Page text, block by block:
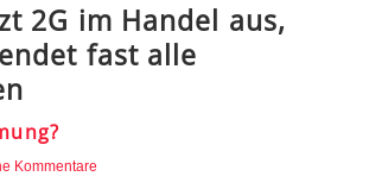
2G im Handel aus,
fast alle
Kommentare